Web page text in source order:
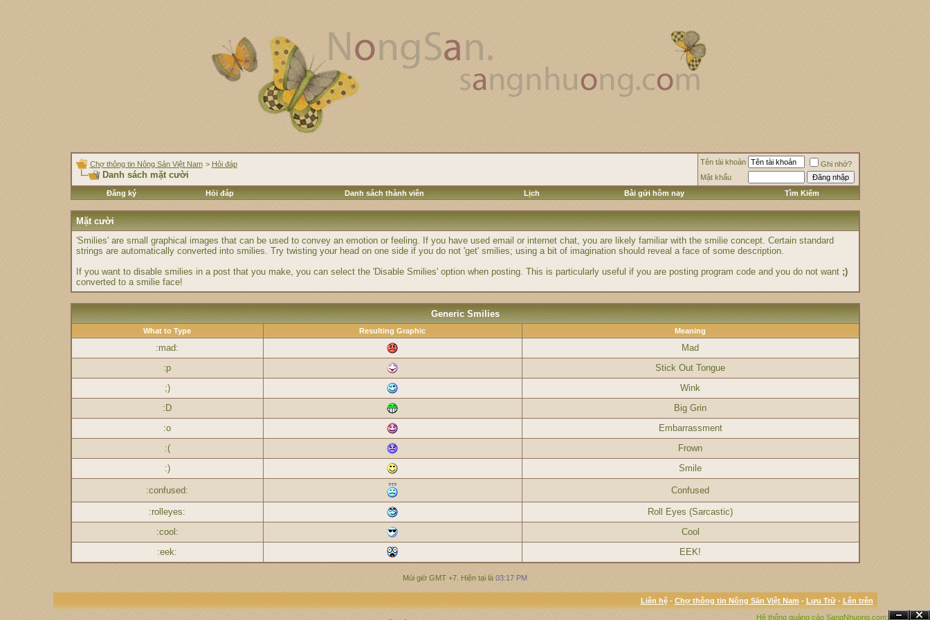
Chợ thông tin Nông Sản Việt Nam > Hỏi đáp
Danh sách mặt cười
Tên tài khoản
Ghi nhớ?
Mật khẩu
Đăng ký
Hỏi đáp Danh sách thành viên Lịch Bài gửi hôm nay Tìm Kiếm
Mặt cười
'Smilies' are small graphical images that can be used to convey an emotion or feeling. If you have used email or internet chat, you are likely familiar with the smilie concept. Certain standard
strings are automatically converted into smilies. Try twisting your head on one side if you do not 'get' smilies; using a bit of imagination should reveal a face of some description.
If you want to disable smilies in a post that you make, you can select the 'Disable Smilies' option when posting. This is particularly useful if you are posting program code and you do not want ;)
converted to a smilie face!
Generic Smilies
What to Type Resulting Graphic Meaning
:mad:
Mad
:p
Stick Out Tongue
;)
Wink
:D
Big Grin
:o
Embarrassment
:(
Frown
:)
Smile
:confused: Confused
:rolleyes:
Roll Eyes (Sarcastic)
:cool:
Cool
:eek:
EEK!
Hệ thống quảng cáo SangNhuong.com;
Múi giờ GMT +7. Hiện tại là 03:17 PM
Liên hệ- Chợ thông tin Nông Sản Việt Nam - Lưu Trữ- Lên trên